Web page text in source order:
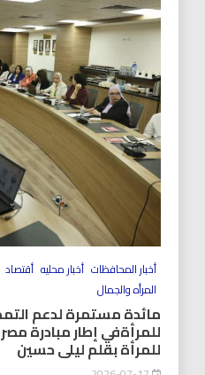
أخبار المحافظات أخبار محليه أقتصاد
المرأه والجمال
مائدة مستمرة لدعم
للمرأةفي إطار مبادرة
للمرأة بقلم ليلى حسين